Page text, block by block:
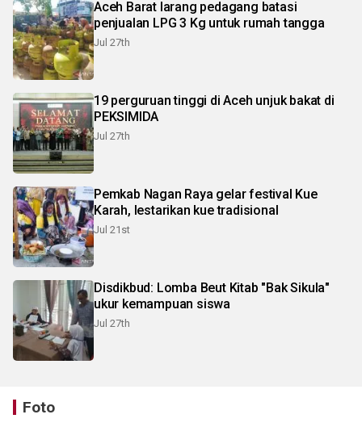
Aceh Barat larang pedagang batasi
penjualan LPG 3 Kg untuk rumah tangga
Jul 27th
19 perguruan tinggi di Aceh unjuk bakat di
PEKSIMIDA
Jul 27th
Pemkab Nagan Raya gelar festival Kue
Karah, lestarikan kue tradisional
Jul 21st
Disdikbud: Lomba Beut Kitab "Bak Sikula"
ukur kemampuan siswa
Jul 27th
Foto